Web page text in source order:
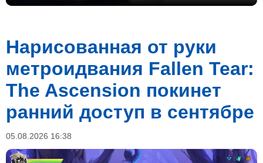
Нарисованная от руки
метроидвания Fallen Tear:
The Ascension покинет
ранний доступ в сентябре
05.08.2026 16:38